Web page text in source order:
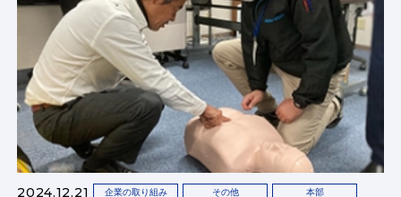
2024.12.21 企業の取り組み その他 本部